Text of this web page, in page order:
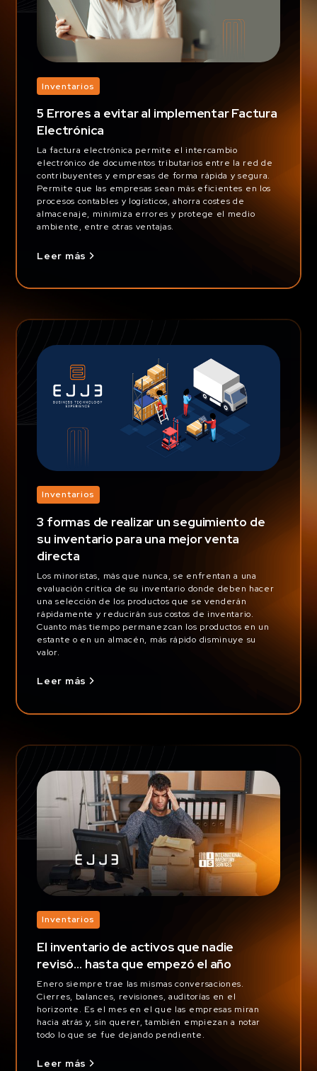
Inventarios
5 Errores a evitar al implementar Factura
Electrónica
La factura electrónica permite el intercambio
electrónico de documentos tributarios entre la red de
contribuyentes y empresas de forma rápida y segura.
Permite que las empresas sean más eficientes en los
procesos contables y logísticos, ahorra costes de
almacenaje, minimiza errores y protege el medio
ambiente, entre otras ventajas.
Leer más
Inventarios
3 formas de realizar un seguimiento de
su inventario para una mejor venta
directa
Los minoristas, más que nunca, se enfrentan a una
evaluación crítica de su inventario donde deben hacer
una selección de los productos que se venderán
rápidamente y reducirán sus costos de inventario.
Cuanto más tiempo permanezcan los productos en un
estante o en un almacén, más rápido disminuye su
valor.
Leer más
Inventarios
El inventario de activos que nadie
revisó… hasta que empezó el año
Enero siempre trae las mismas conversaciones.
Cierres, balances, revisiones, auditorías en el
horizonte. Es el mes en el que las empresas miran
hacia atrás y, sin querer, también empiezan a notar
todo lo que se fue dejando pendiente.
Leer más